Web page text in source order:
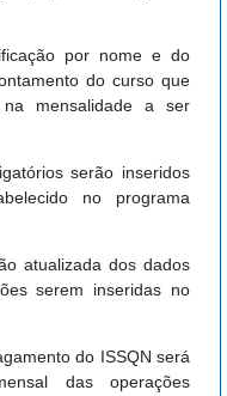
por nome e do
do curso que
mensalidade a ser
serão inseridos
no programa
atualizada dos dados
serem inseridas no
do ISSQN será
das operações